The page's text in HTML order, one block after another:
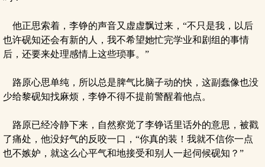
他正思索着，李铮的声音又虚虚飘过来，“不只是我，以后
也许砚知还会有新的人，我不希望她忙完学业和剧组的事情
后，还要来处理感情上这些琐事。”
路原心思单纯，所以总是脾气比脑子动的快，这副蠢像也没
少给黎砚知找麻烦，李铮不得不提前警醒着他点。
路原已经冷静下来，自然察觉了李铮话里话外的意思，被戳
了痛处，他没好气的反咬一口，“你真的装！我就不信你一点
也不嫉妒，就这么心平气和地接受和别人一起伺候砚知？”